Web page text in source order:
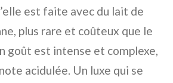
est faite avec du lait de
plus rare et coûteux que le
goût est intense et complexe,
acidulée. Un luxe qui se